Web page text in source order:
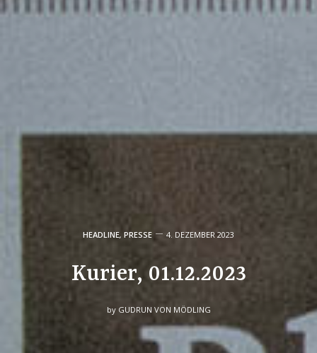
HEADLINE, PRESSE 4. DEZEMBER 2023
Kurier, 01.12.2023
by GUDRUN VON MÖDLING